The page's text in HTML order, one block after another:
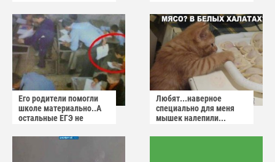
Его родители помогли
школе материально..А
остальные ЕГЭ не
Любят...наверное
специально для меня
мышек налепили...